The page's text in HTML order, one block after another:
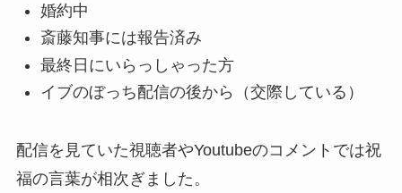
婚約中
斎藤知事には報告済み
最終日にいらっしゃった方
イブのぼっち配信の後から（交際している）
配信を見ていた視聴者やYoutubeのコメントでは祝
福の言葉が相次ぎました。